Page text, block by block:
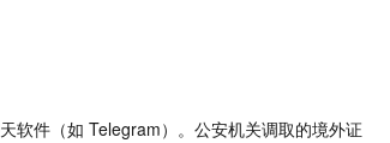
软件（如 Telegram）。公安机关调取的境外证